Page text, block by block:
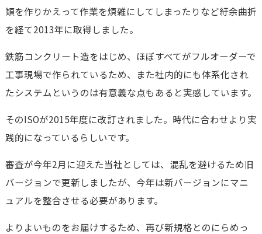
類を作りかえって作業を煩雑にしてしまったりなど紆余曲折
を経て2013年に取得しました。
鉄筋コンクリート造をはじめ、ほぼすべてがフルオーダーで
工事現場で作られているため、また社内的にも体系化され
たシステムというのは有意義な点もあると実感しています。
そのISOが2015年度に改訂されました。時代に合わせより実
践的になっているらしいです。
審査が今年2月に迎えた当社としては、混乱を避けるため旧
バージョンで更新しましたが、今年は新バージョンにマニ
ュアルを整合させる必要があります。
よりよいものをお届けするため、再び新規格とのにらめっ